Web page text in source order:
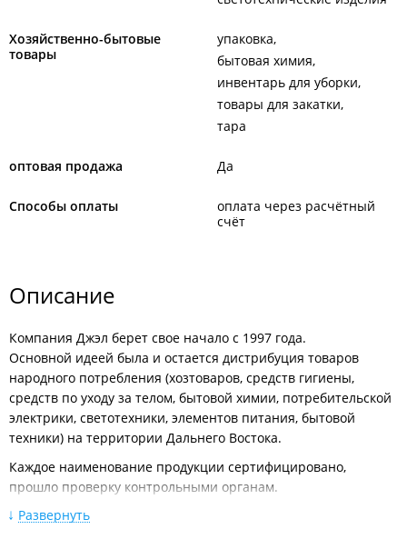
Хозяйственно-бытовые
товары
упаковка
бытовая химия
инвентарь для уборки
товары для закатки
тара
оптовая продажа Да
Способы оплаты
оплата через расчётный
счёт
Описание
Компания Джэл берет свое начало с 1997 года.
Основной идеей была и остается дистрибуция товаров
народного потребления (хозтоваров, средств гигиены,
средств по уходу за телом, бытовой химии, потребительской
электрики, светотехники, элементов питания, бытовой
техники) на территории Дальнего Востока.
Каждое наименование продукции сертифицировано,
прошло проверку контрольными органам.
Преимущества работы с компанией:
Развернуть